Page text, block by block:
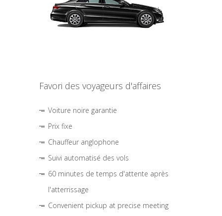
Favori des voyageurs d'affaires
Voiture noire garantie
Prix fixe
Chauffeur anglophone
Suivi automatisé des vols
60 minutes de temps d'attente après
l'atterrissage
Convenient pickup at precise meeting